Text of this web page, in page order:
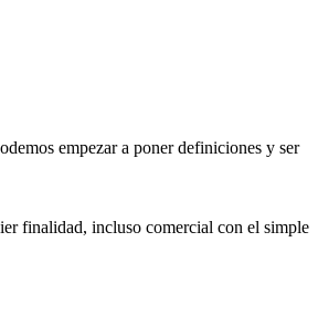
empezar a poner definiciones y ser
finalidad, incluso comercial con el simple